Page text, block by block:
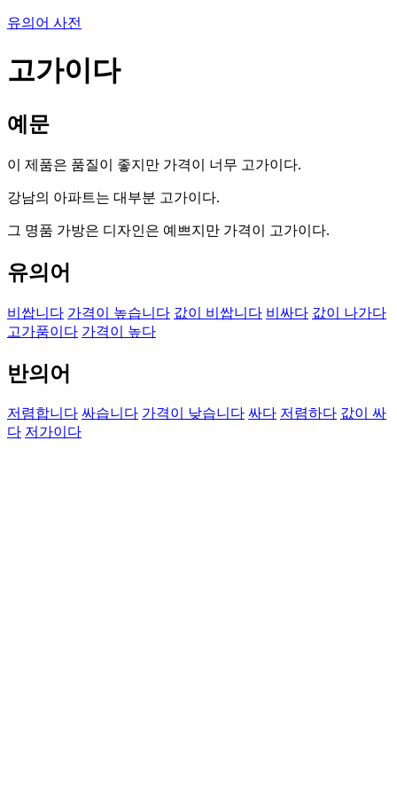
유의어 사전
고가이다
예문
이 제품은 품질이 좋지만 가격이 너무 고가이다.
강남의 아파트는 대부분 고가이다.
그 명품 가방은 디자인은 예쁘지만 가격이 고가이다.
유의어
비쌉니다 가격이 높습니다 값이 비쌉니다 비싸다 값이 나가다
고가품이다 가격이 높다
반의어
저렴합니다 싸습니다 가격이 낮습니다 싸다 저렴하다 값이 싸
다 저가이다